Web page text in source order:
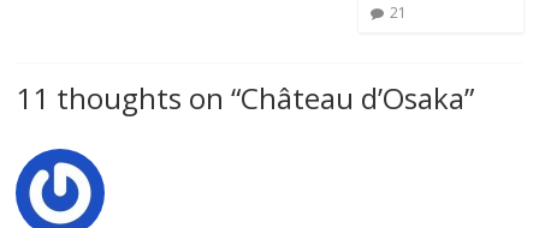
21
11 thoughts on “Château d’Osaka”